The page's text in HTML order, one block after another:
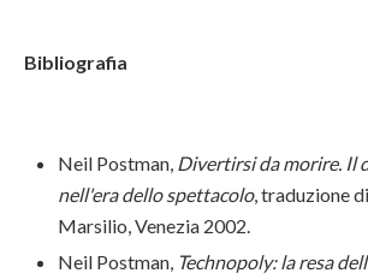
Bibliografia
Neil Postman, Divertirsi da morire. Il
nell'era dello spettacolo, traduzione
Marsilio, Venezia 2002.
Neil Postman, Technopoly: la resa